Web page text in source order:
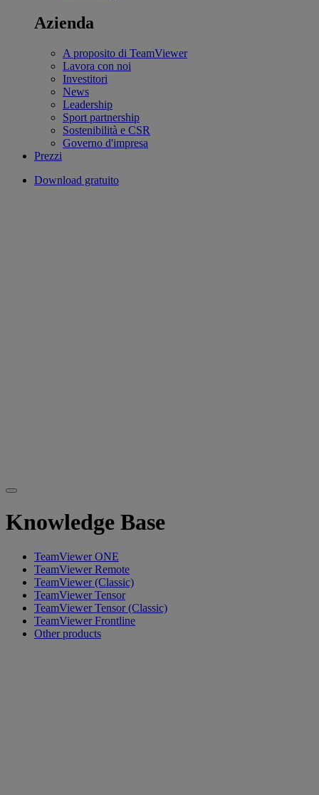
Azienda
A proposito di TeamViewer
Lavora con noi
Investitori
News
Leadership
Sport partnership
Sostenibilità e CSR
Governo d'impresa
Prezzi
Download gratuito
Knowledge Base
TeamViewer ONE
TeamViewer Remote
TeamViewer (Classic)
TeamViewer Tensor
TeamViewer Tensor (Classic)
TeamViewer Frontline
Other products